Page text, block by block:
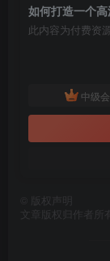
此内容为付费资
中级
版权声明
文章版权归作者所